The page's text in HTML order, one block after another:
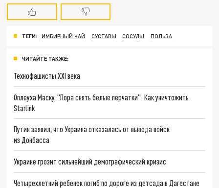
ТЕГИ: ИМБИРНЫЙ ЧАЙ СУСТАВЫ СОСУДЫ ПОЛЬЗА
ЧИТАЙТЕ ТАКЖЕ:
Технофашисты XXI века
Оплеуха Маску. "Пора снять белые перчатки": Как уничтожить
Starlink
Путин заявил, что Украина отказалась от вывода войск
из Донбасса
Украине грозит сильнейший демографический кризис
Четырехлетний ребенок погиб по дороге из детсада в Дагестане